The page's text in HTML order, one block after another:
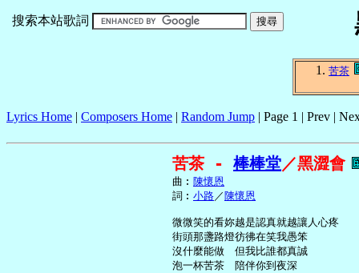
搜索本站歌詞
苦茶
Lyrics Home | Composers Home | Random Jump | Page 1 | Prev |
苦茶 - 棒棒堂／黑澀會
     曲︰
陳懷恩
     詞︰
小路／ 陳懷恩
     微微笑的看妳越是認真就越讓人心疼
     街頭那盞路燈彷彿在笑我愚笨
     沒什麼能做　但我比誰都真誠
     泡一杯苦茶　陪伴你到夜深